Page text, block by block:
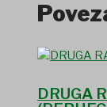
DRUGA